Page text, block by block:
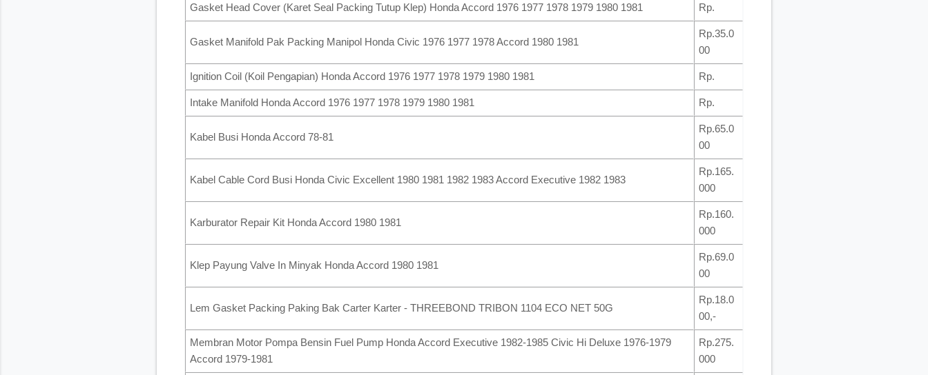
Gasket Head Cover (Karet Seal Packing Tutup Klep) Honda Accord 1976 1977 1978 1979 1980 1981 Rp.
Gasket Manifold Pak Packing Manipol Honda Civic 1976 1977 1978 Accord 1980 1981
Rp.35.0
00
Ignition Coil (Koil Pengapian) Honda Accord 1976 1977 1978 1979 1980 1981 Rp.
Intake Manifold Honda Accord 1976 1977 1978 1979 1980 1981 Rp.
Kabel Busi Honda Accord 78-81
Rp.65.0
00
Kabel Cable Cord Busi Honda Civic Excellent 1980 1981 1982 1983 Accord Executive 1982 1983
Rp.165.
000
Karburator Repair Kit Honda Accord 1980 1981
Rp.160.
000
Klep Payung Valve In Minyak Honda Accord 1980 1981
Rp.69.0
00
Lem Gasket Packing Paking Bak Carter Karter - THREEBOND TRIBON 1104 ECO NET 50G
Rp.18.0
00,-
Membran Motor Pompa Bensin Fuel Pump Honda Accord Executive 1982-1985 Civic Hi Deluxe 1976-1979
Accord 1979-1981
Rp.275.
000